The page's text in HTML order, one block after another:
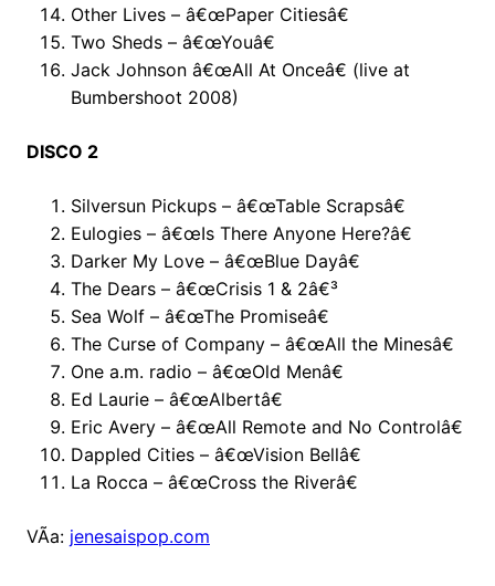
Other Lives – â€œPaper Citiesâ€
Two Sheds – â€œYouâ€
Jack Johnson â€œAll At Onceâ€ (live at
Bumbershoot 2008)
DISCO 2
Silversun Pickups – â€œTable Scrapsâ€
Eulogies – â€œIs There Anyone Here?â€
Darker My Love – â€œBlue Dayâ€
The Dears – â€œCrisis 1 & 2â€³
Sea Wolf – â€œThe Promiseâ€
The Curse of Company – â€œAll the Minesâ€
One a.m. radio – â€œOld Menâ€
Ed Laurie – â€œAlbertâ€
Eric Avery – â€œAll Remote and No Controlâ€
Dappled Cities – â€œVision Bellâ€
La Rocca – â€œCross the Riverâ€
VÃ­a: jenesaispop.com